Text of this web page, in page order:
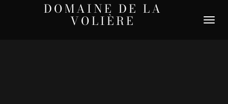
DOMAINE DE LA
VOLIÈRE
DÉPLIER